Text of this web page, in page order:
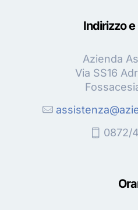
Indirizzo
Azienda
Via SS16
0872/